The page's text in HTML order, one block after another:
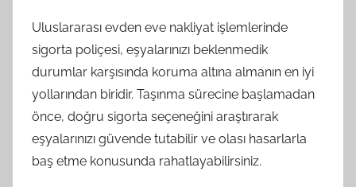
Uluslararası evden eve nakliyat işlemlerinde
sigorta poliçesi, eşyalarınızı beklenmedik
durumlar karşısında koruma altına almanın en iyi
yollarından biridir. Taşınma sürecine başlamadan
önce, doğru sigorta seçeneğini araştırarak
eşyalarınızı güvende tutabilir ve olası hasarlarla
baş etme konusunda rahatlayabilirsiniz.